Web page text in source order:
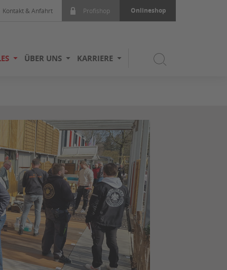
Kontakt & Anfahrt Profishop Onlineshop
ÜBER UNS KARRIERE